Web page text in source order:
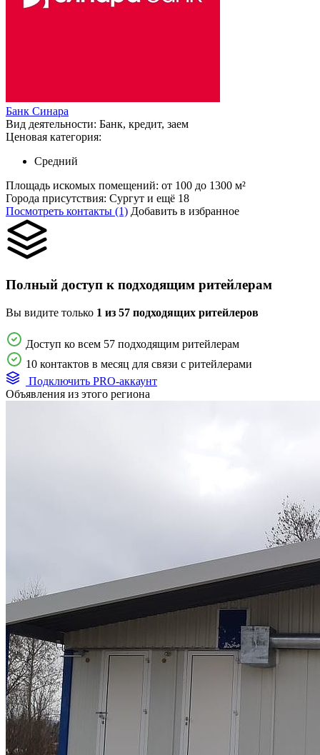
Банк Синара
Вид деятельности: Банк, кредит, заем
Ценовая категория:
Средний
Площадь искомых помещений: от 100 до 1300 м²
Города присутствия: Сургут и ещё 18
Посмотреть контакты (1) Добавить в избранное
Полный доступ к подходящим ритейлерам
Вы видите только 1 из 57 подходящих ритейлеров
Доступ ко всем 57 подходящим ритейлерам
10 контактов в месяц для связи с ритейлерами
Подключить PRO-аккаунт
Объявления из этого региона